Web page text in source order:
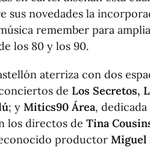
sus novedades la
remember para
los 80 y los 90.
aterriza con dos
de Los Secretos,
; y Mitics90 Área,
los directos de Tina
productor Miguel